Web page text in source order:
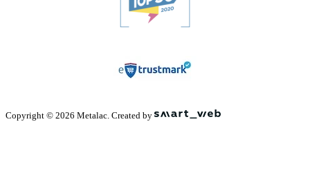
Copyright © 2026 Metalac. Created by